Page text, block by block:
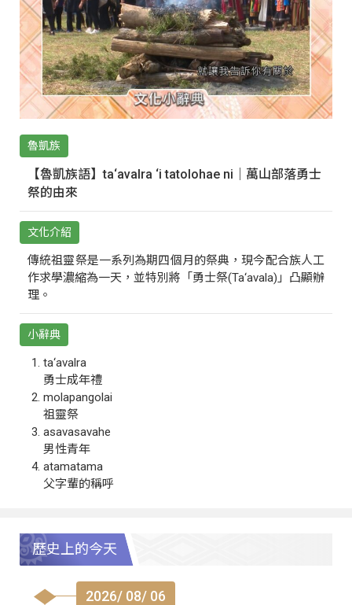
魯凱族
【魯凱族語】ta‘avalra ‘i tatolohae ni｜萬山部落勇士
祭的由來
文化介紹
傳統祖靈祭是一系列為期四個月的祭典，現今配合族人工
作求學濃縮為一天，並特別將「勇士祭(Ta‘avala)」凸顯辦
理。
小辭典
ta‘avalra
勇士成年禮
molapangolai
祖靈祭
asavasavahe
男性青年
atamatama
父字輩的稱呼
歷史上的今天
2026/ 08/ 06